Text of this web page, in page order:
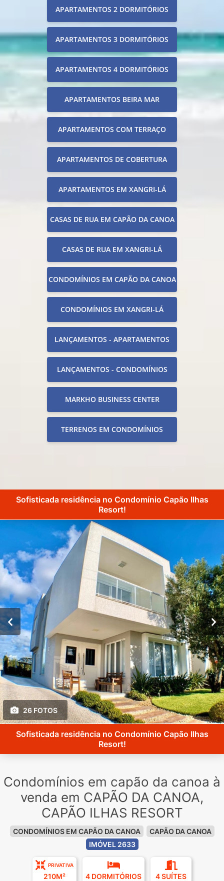
APARTAMENTOS 2 DORMITÓRIOS
APARTAMENTOS 3 DORMITÓRIOS
APARTAMENTOS 4 DORMITÓRIOS
APARTAMENTOS BEIRA MAR
APARTAMENTOS COM TERRAÇO
APARTAMENTOS DE COBERTURA
APARTAMENTOS EM XANGRI-LÁ
CASAS DE RUA EM CAPÃO DA CANOA
CASAS DE RUA EM XANGRI-LÁ
CONDOMÍNIOS EM CAPÃO DA CANOA
CONDOMÍNIOS EM XANGRI-LÁ
LANÇAMENTOS - APARTAMENTOS
LANÇAMENTOS - CONDOMÍNIOS
MARKHO BUSINESS CENTER
TERRENOS EM CONDOMÍNIOS
Sofisticada residência no Condomínio Capão Ilhas
Resort!
26 FOTOS
Sofisticada residência no Condomínio Capão Ilhas
Resort!
Condomínios em capão da canoa à
venda em CAPÃO DA CANOA,
CAPÃO ILHAS RESORT
CONDOMÍNIOS EM CAPÃO DA CANOA
CAPÃO DA CANOA
IMÓVEL 2633
PRIVATIVA
210M² 4 DORMITÓRIOS 4 SUÍTES